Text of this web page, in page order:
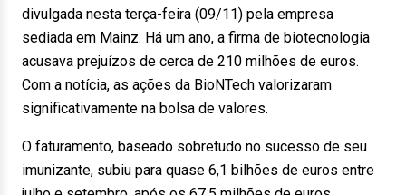
divulgada nesta terça-feira (09/11) pela empresa
sediada em Mainz. Há um ano, a firma de biotecnologia
acusava prejuízos de cerca de 210 milhões de euros.
Com a notícia, as ações da BioNTech valorizaram
significativamente na bolsa de valores.
O faturamento, baseado sobretudo no sucesso de seu
imunizante, subiu para quase 6,1 bilhões de euros entre